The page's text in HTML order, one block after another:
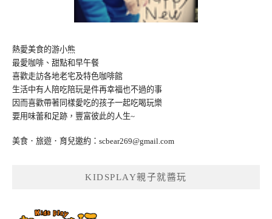
熱愛美食的游小熊
最愛咖啡、甜點和早午餐
喜歡走訪各地老宅及特色咖啡館
生活中有人陪吃陪玩是件再幸福也不過的事
因而喜歡帶著同樣愛吃的孩子一起吃喝玩樂
要用味蕾和足跡，豐富彼此的人生~
美食．旅遊．育兒邀約： scbear269@gmail.com
KIDSPLAY親子就醬玩